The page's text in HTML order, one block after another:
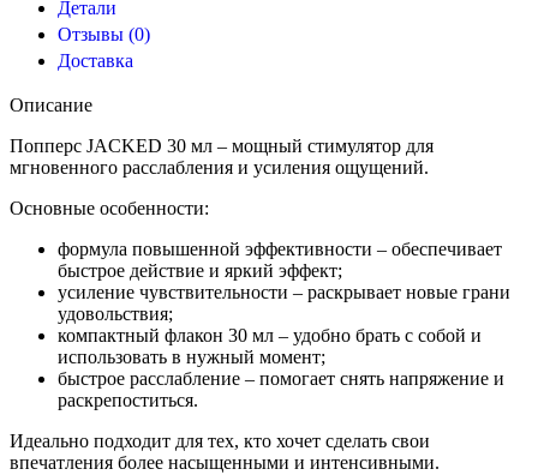
Детали
Отзывы (0)
Доставка
Описание
Попперс JACKED 30 мл – мощный стимулятор для
мгновенного расслабления и усиления ощущений.
Основные особенности:
формула повышенной эффективности – обеспечивает
быстрое действие и яркий эффект;
усиление чувствительности – раскрывает новые грани
удовольствия;
компактный флакон 30 мл – удобно брать с собой и
использовать в нужный момент;
быстрое расслабление – помогает снять напряжение и
раскрепоститься.
Идеально подходит для тех, кто хочет сделать свои
впечатления более насыщенными и интенсивными.